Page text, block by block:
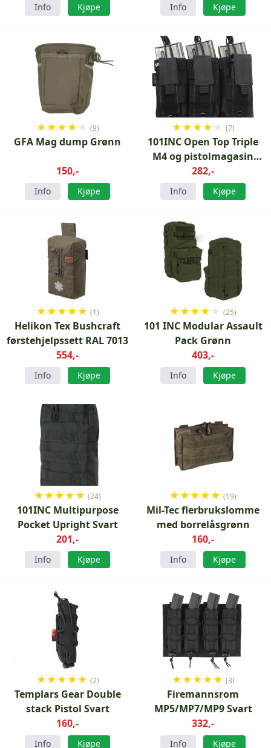
Info Kjøpe Info Kjøpe
★★★★ ★ (9)
GFA Mag dump Grønn
150,-
Info Kjøpe
★★★★ ★ (7)
101INC Open Top Triple
M4 og pistolmagasin
Svart
282,-
Info Kjøpe
★★★★★ (1)
Helikon Tex Bushcraft
førstehjelpssett RAL 7013
554,-
Info Kjøpe
★★★★ ★ (25)
101 INC Modular Assault
Pack Grønn
403,-
Info Kjøpe
★★★★★ (24)
101INC Multipurpose
Pocket Upright Svart
201,-
Info Kjøpe
★★★★★ (19)
Mil-Tec flerbrukslomme
med borrelåsgrønn
160,-
Info Kjøpe
★★★★★ (2)
Templars Gear Double
stack Pistol Svart
160,-
Info Kjøpe
★★★★★ (3)
Firemannsrom
MP5/MP7/MP9 Svart
332,-
Info Kjøpe